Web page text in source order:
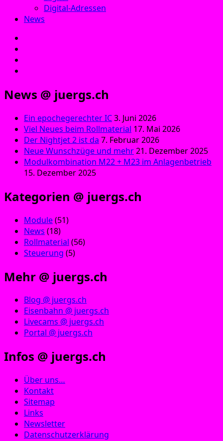
Digital-Adressen
News
News @ juergs.ch
Ein epochegerechter IC3. Juni 2026
Viel Neues beim Rollmaterial 17. Mai 2026
Der Nightjet 2 ist da 7. Februar 2026
Neue Wunschzüge und mehr21. Dezember 2025
Modulkombination M22 + M23 im Anlagenbetrieb
15. Dezember 2025
Kategorien @ juergs.ch
Module(51)
News (18)
Rollmaterial (56)
Steuerung (5)
Mehr @ juergs.ch
Blog @ juergs.ch
Eisenbahn @ juergs.ch
Livecams @ juergs.ch
Portal @ juergs.ch
Infos @ juergs.ch
Über uns…
Kontakt
Sitemap
Links
Newsletter
Datenschutzerklärung